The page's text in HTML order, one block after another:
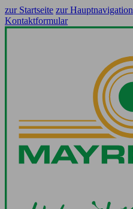
zur Startseite zur Hauptnavigation
Kontaktformular